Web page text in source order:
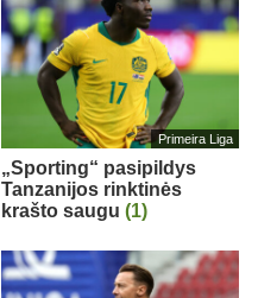
Primeira Liga
„Sporting“ pasipildys
Tanzanijos rinktinės
krašto saugu (1)